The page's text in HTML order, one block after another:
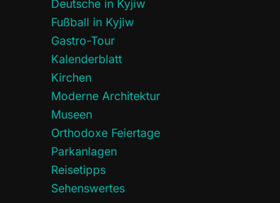
Deutsche in Kyjiw
Fußball in Kyjiw
Gastro-Tour
Kalenderblatt
Kirchen
Moderne Architektur
Museen
Orthodoxe Feiertage
Parkanlagen
Reisetipps
Sehenswertes